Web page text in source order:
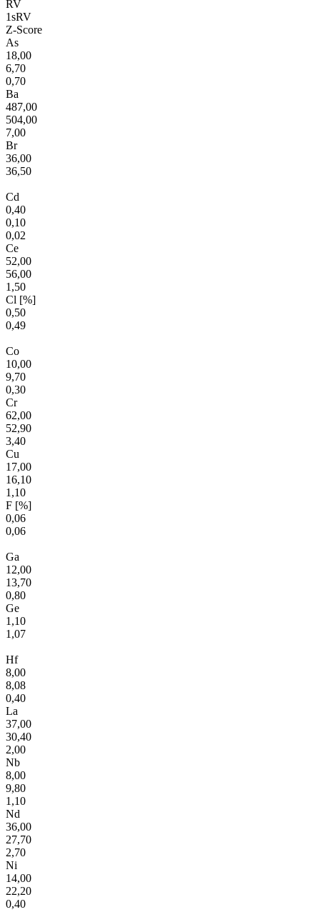
RV
1sRV
Z-Score
As
18,00
6,70
0,70
Ba
487,00
504,00
7,00
Br
36,00
36,50
Cd
0,40
0,10
0,02
Ce
52,00
56,00
1,50
Cl [%]
0,50
0,49
Co
10,00
9,70
0,30
Cr
62,00
52,90
3,40
Cu
17,00
16,10
1,10
F [%]
0,06
0,06
Ga
12,00
13,70
0,80
Ge
1,10
1,07
Hf
8,00
8,08
0,40
La
37,00
30,40
2,00
Nb
8,00
9,80
1,10
Nd
36,00
27,70
2,70
Ni
14,00
22,20
0,40